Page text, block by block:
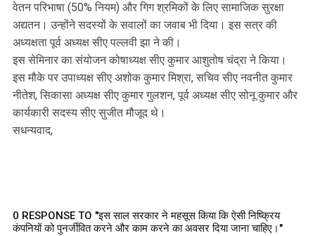
वेतन परिभाषा (50% नियम) और गिग श्रमिकों के लिए सामाजिक सुरक्षा
अद्यतन। उन्होंने सदस्यों के सवालों का जवाब भी दिया। इस सत्र की
अध्यक्षता पूर्व अध्यक्ष सीए पल्लवी झा ने की।
इस सेमिनार का संयोजन कोषाध्यक्ष सीए कुमार आशुतोष चंद्रा ने किया।
इस मौके पर उपाध्यक्ष सीए अशोक कुमार मिश्रा, सचिव सीए नवनीत कुमार
नीतेश, सिकासा अध्यक्ष सीए कुमार गुलशन, पूर्व अध्यक्ष सीए सोनू कुमार और
कार्यकारी सदस्य सीए सुजीत मौजूद थे।
सधन्यवाद,
0 RESPONSE TO "इस साल सरकार ने महसूस किया कि ऐसी निष्क्रिय
कंपनियों को पुनर्जीवित करने और काम करने का अवसर दिया जाना चाहिए।"